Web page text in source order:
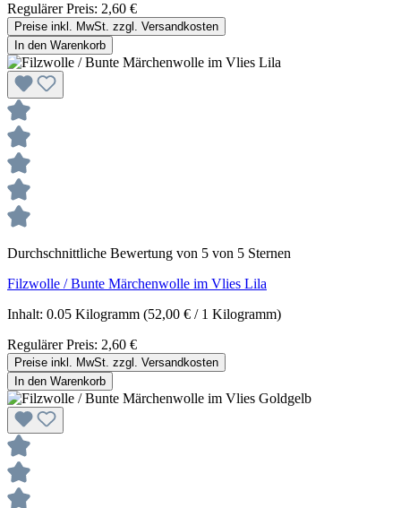
Regulärer Preis: 2,60 €
Preise inkl. MwSt. zzgl. Versandkosten
In den Warenkorb
Durchschnittliche Bewertung von 5 von 5 Sternen
Filzwolle / Bunte Märchenwolle im Vlies Lila
Inhalt: 0.05 Kilogramm (52,00 € / 1 Kilogramm)
Regulärer Preis: 2,60 €
Preise inkl. MwSt. zzgl. Versandkosten
In den Warenkorb